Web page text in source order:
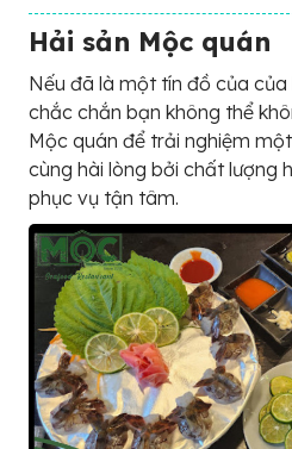
Hải sản Mộc quán
Nếu đã là một tín đồ của
chắc chắn bạn không thể
Mộc quán để trải nghiệm
cùng hài lòng bởi chất lượng
phục vụ tận tâm.